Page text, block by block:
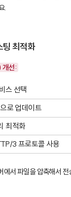
.
팅 최적화
개선:
스 선택
로 업데이트
최적화
3 프로토콜 사용
에서 파일을 압축해서